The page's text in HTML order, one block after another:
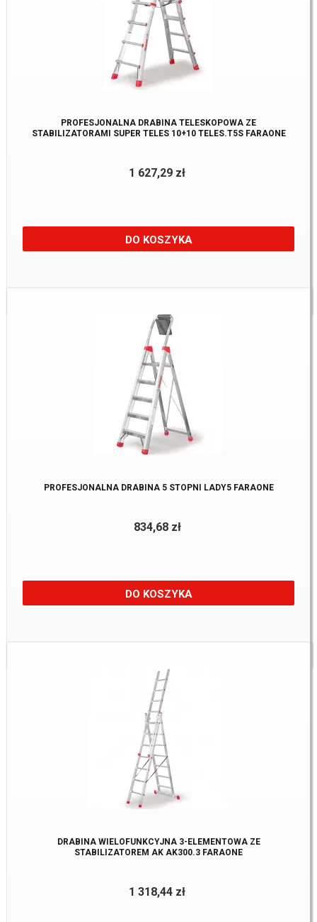
PROFESJONALNA DRABINA TELESKOPOWA ZE
STABILIZATORAMI SUPER TELES 10+10 TELES.T5S FARAONE
1 627,29 zł
DO KOSZYKA
Dostępne:2 szt
PROFESJONALNA DRABINA 5 STOPNI LADY5 FARAONE
834,68 zł
DO KOSZYKA
Dostępne:2 szt
DRABINA WIELOFUNKCYJNA 3-ELEMENTOWA ZE
STABILIZATOREM AK AK300.3 FARAONE
1 318,44 zł